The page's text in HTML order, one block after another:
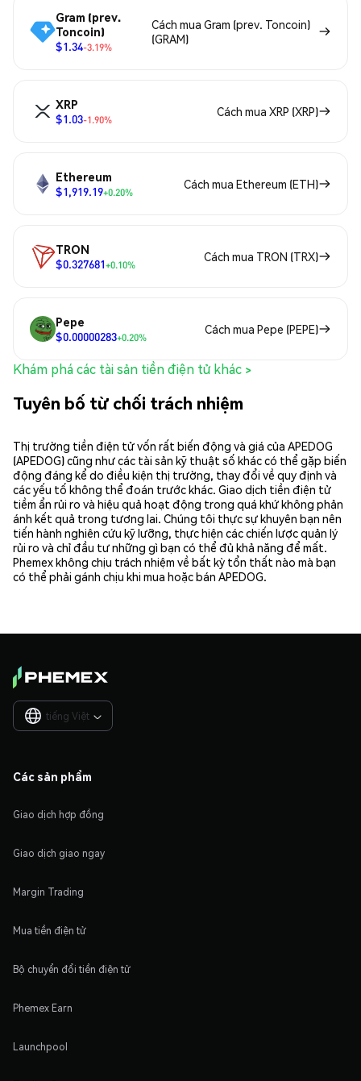
Gram (prev.
Toncoin)
$1.34-3.19%
Cách mua Gram (prev. Toncoin)
(GRAM)
XRP
$1.03-1.90%
Cách mua XRP (XRP)
Ethereum
$1,919.19+0.20%
Cách mua Ethereum (ETH)
TRON
$0.327681+0.10%
Cách mua TRON (TRX)
Pepe
$0.00000283+0.20%
Cách mua Pepe (PEPE)
Khám phá các tài sản tiền điện tử khác >
Tuyên bố từ chối trách nhiệm
Thị trường tiền điện tử vốn rất biến động và giá của APEDOG
(APEDOG) cũng như các tài sản kỹ thuật số khác có thể gặp biến
động đáng kể do điều kiện thị trường, thay đổi về quy định và
các yếu tố không thể đoán trước khác. Giao dịch tiền điện tử
tiềm ẩn rủi ro và hiệu quả hoạt động trong quá khứ không phản
ánh kết quả trong tương lai. Chúng tôi thực sự khuyên bạn nên
tiến hành nghiên cứu kỹ lưỡng, thực hiện các chiến lược quản lý
rủi ro và chỉ đầu tư những gì bạn có thể đủ khả năng để mất.
Phemex không chịu trách nhiệm về bất kỳ tổn thất nào mà bạn
có thể phải gánh chịu khi mua hoặc bán APEDOG.
tiếng Việt 
Các sản phẩm
Giao dịch hợp đồng
Giao dịch giao ngay
Margin Trading
Mua tiền điện tử
Bộ chuyển đổi tiền điện tử
Phemex Earn
Launchpool